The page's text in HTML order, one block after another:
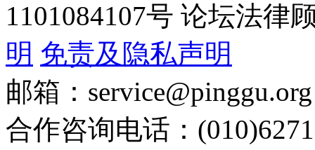
1101084107号 论坛法律
明 免责及隐私声明
邮箱：service@pinggu.org
合作咨询电话：